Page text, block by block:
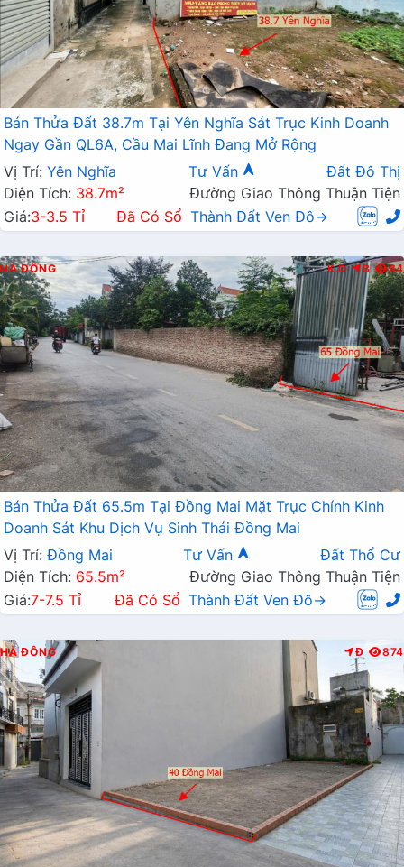
Bán Thửa Đất 38.7m Tại Yên Nghĩa Sát Trục Kinh Doanh
Ngay Gần QL6A, Cầu Mai Lĩnh Đang Mở Rộng
Vị Trí: Yên Nghĩa Tư Vấn
Đất Đô Thị
Diện Tích: 38.7m²
Đường Giao Thông Thuận Tiện
Giá:3-3.5 Tỉ Đã Có Sổ Thành Đất Ven Đô→
HÀ ĐÔNG K.D B 84
Bán Thửa Đất 65.5m Tại Đồng Mai Mặt Trục Chính Kinh
Doanh Sát Khu Dịch Vụ Sinh Thái Đồng Mai
Vị Trí: Đồng Mai Tư Vấn
Đất Thổ Cư
Diện Tích: 65.5m²
Đường Giao Thông Thuận Tiện
Giá:7-7.5 Tỉ Đã Có Sổ Thành Đất Ven Đô→
HÀ ĐÔNG Đ 874